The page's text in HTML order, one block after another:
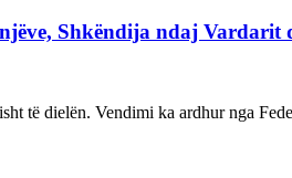
Shkëndija ndaj Vardarit
të dielën. Vendimi ka ardhur nga